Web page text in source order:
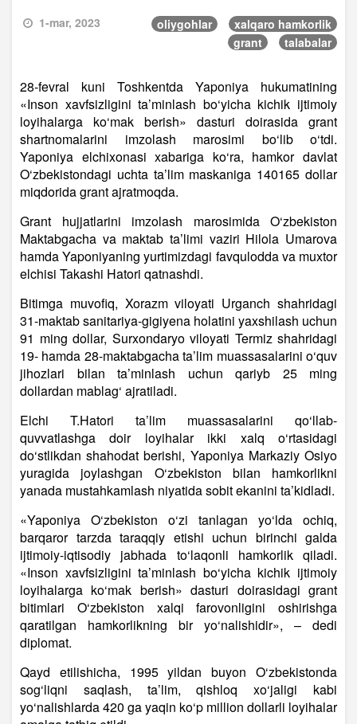
1-mar, 2023 oliygohlar
xalqaro hamkorlik
grant
talabalar
28-fevral kuni Toshkentda Yaponiya hukumatining
«Inson xavfsizligini ta’minlash bo‘yicha kichik ijtimoiy
loyihalarga ko‘mak berish» dasturi doirasida grant
shartnomalarini imzolash marosimi bo‘lib o‘tdi.
Yaponiya elchixonasi xabariga ko‘ra, hamkor davlat
O‘zbekistondagi uchta ta’lim maskaniga 140165 dollar
miqdorida grant ajratmoqda.
Grant hujjatlarini imzolash marosimida O‘zbekiston
Maktabgacha va maktab ta’limi vaziri Hilola Umarova
hamda Yaponiyaning yurtimizdagi favqulodda va muxtor
elchisi Takashi Hatori qatnashdi.
Bitimga muvofiq, Xorazm viloyati Urganch shahridagi
31-maktab sanitariya-gigiyena holatini yaxshilash uchun
91 ming dollar, Surxondaryo viloyati Termiz shahridagi
19- hamda 28-maktabgacha ta’lim muassasalarini o‘quv
jihozlari bilan ta’minlash uchun qariyb 25 ming
dollardan mablag‘ ajratiladi.
Elchi T.Hatori ta’lim muassasalarini qo‘llab-
quvvatlashga doir loyihalar ikki xalq o‘rtasidagi
do‘stlikdan shahodat berishi, Yaponiya Markaziy Osiyo
yuragida joylashgan O‘zbekiston bilan hamkorlikni
yanada mustahkamlash niyatida sobit ekanini ta’kidladi.
«Yaponiya O‘zbekiston o‘zi tanlagan yo‘lda ochiq,
barqaror tarzda taraqqiy etishi uchun birinchi galda
ijtimoiy-iqtisodiy jabhada to‘laqonli hamkorlik qiladi.
«Inson xavfsizligini ta’minlash bo‘yicha kichik ijtimoiy
loyihalarga ko‘mak berish» dasturi doirasidagi grant
bitimlari O‘zbekiston xalqi farovonligini oshirishga
qaratilgan hamkorlikning bir yo‘nalishidir», – dedi
diplomat.
Qayd etilishicha, 1995 yildan buyon O‘zbekistonda
sog‘liqni saqlash, ta’lim, qishloq xo‘jaligi kabi
yo‘nalishlarda 420 ga yaqin ko‘p million dollarli loyihalar